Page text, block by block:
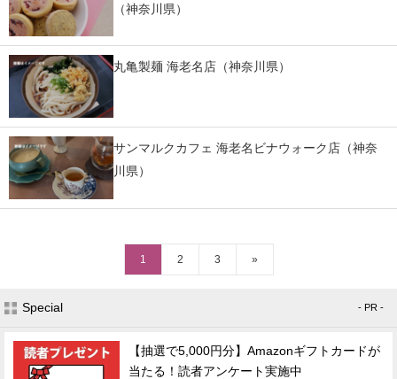
（神奈川県）
丸亀製麺 海老名店（神奈川県）
サンマルクカフェ 海老名ビナウォーク店（神奈
川県）
1 2 3 »
Special - PR -
【抽選で5,000円分】Amazonギフトカードが
当たる！読者アンケート実施中